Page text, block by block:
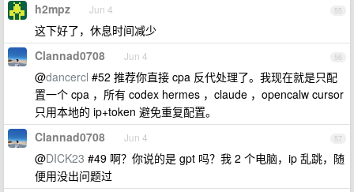
55
h2mpz Jun 4
这下好了，休息时间减少
56
Clannad0708 Jun 4
@dancercl #52 推荐你直接 cpa 反代处理了。我现在就是只配
置一个 cpa ，所有 codex hermes ，claude ，opencalw cursor
只用本地的 ip+token 避免重复配置。
57
Clannad0708 Jun 4
@DICK23 #49 啊？你说的是 gpt 吗？我 2 个电脑，ip 乱跳，随
便用没出问题过